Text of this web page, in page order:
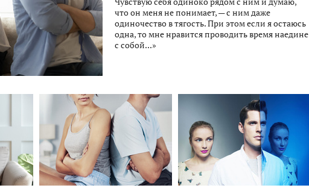
что он меня не понимает, — с ним даже
одиночество в тягость. При этом если я остаюсь
одна, то мне нравится проводить время наедине
с собой...»